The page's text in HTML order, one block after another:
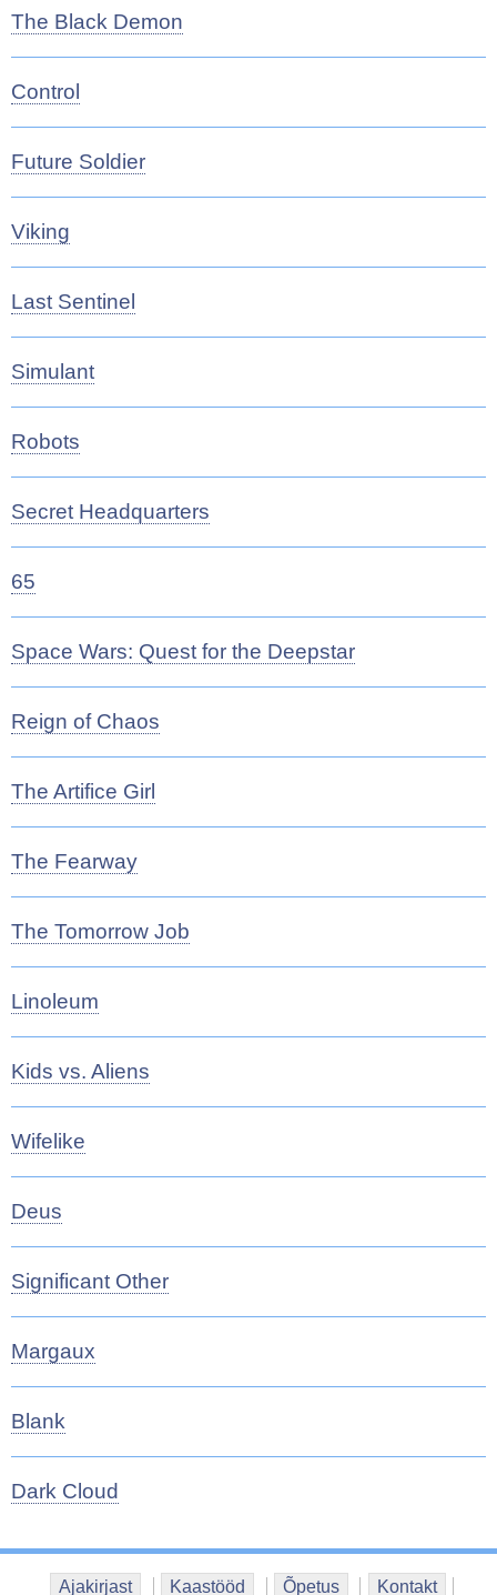
The Black Demon
Control
Future Soldier
Viking
Last Sentinel
Simulant
Robots
Secret Headquarters
65
Space Wars: Quest for the Deepstar
Reign of Chaos
The Artifice Girl
The Fearway
The Tomorrow Job
Linoleum
Kids vs. Aliens
Wifelike
Deus
Significant Other
Margaux
Blank
Dark Cloud
Ajakirjast Kaastööd Õpetus Kontakt